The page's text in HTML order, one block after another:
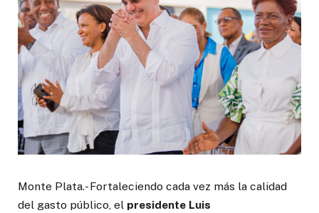
Monte Plata.- Fortaleciendo cada vez más la calidad
del gasto público, el presidente Luis